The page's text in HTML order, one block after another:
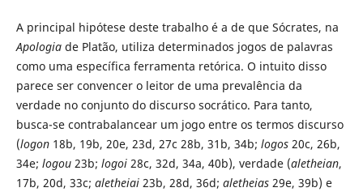
A principal hipótese deste trabalho é a de que Sócrates, na
Apologia de Platão, utiliza determinados jogos de palavras
como uma específica ferramenta retórica. O intuito disso
parece ser convencer o leitor de uma prevalência da
verdade no conjunto do discurso socrático. Para tanto,
busca-se contrabalancear um jogo entre os termos discurso
(logon 18b, 19b, 20e, 23d, 27c 28b, 31b, 34b; logos 20c, 26b,
34e; logou 23b; logoi 28c, 32d, 34a, 40b), verdade (aletheian,
17b, 20d, 33c; aletheiai23b, 28d, 36d; aletheias29e, 39b) e